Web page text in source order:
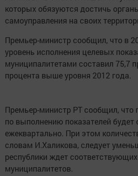
которых обязуются достичь
самоуправления на своих
Премьер-министр сообщил, что в
уровень исполнения целевых
муниципалитетами составил 75,7
процента выше уровня 2012 года.
Премьер-министр РТ сообщил, что
по выполнению показателей будет
ежеквартально. При этом
словам И.Халикова, следует
республики ждет
муниципалитетов.